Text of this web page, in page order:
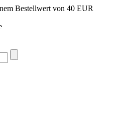
Bestellwert von 40 EUR